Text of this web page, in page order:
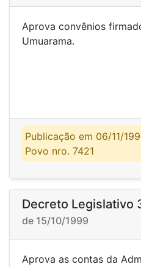
Aprova convênios
Publicação em 06/11/
Povo nro. 7421
Decreto Legislativo
de 15/10/1999
Aprova as contas da